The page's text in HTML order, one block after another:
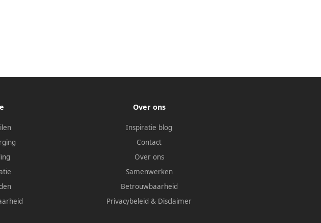
Over ons
Inspiratie blog
Contact
Over ons
Samenwerken
Betrouwbaarheid
Privacybeleid & Disclaimer